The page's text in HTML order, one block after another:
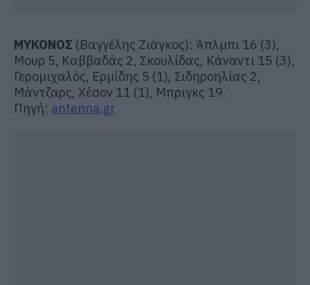
ΜΥΚΟΝΟΣ (Βαγγέλης Ζιάγκος): Άπλμπι 16 (3),
Μουρ 5, Καββαδάς 2, Σκουλίδας, Κάναντι 15 (3),
Γερομιχαλός, Ερμίδης 5 (1), Σιδηροηλίας 2,
Μάντζαρς, Χέσον 11 (1), Μπριγκς 19.
Πηγή: antenna.gr